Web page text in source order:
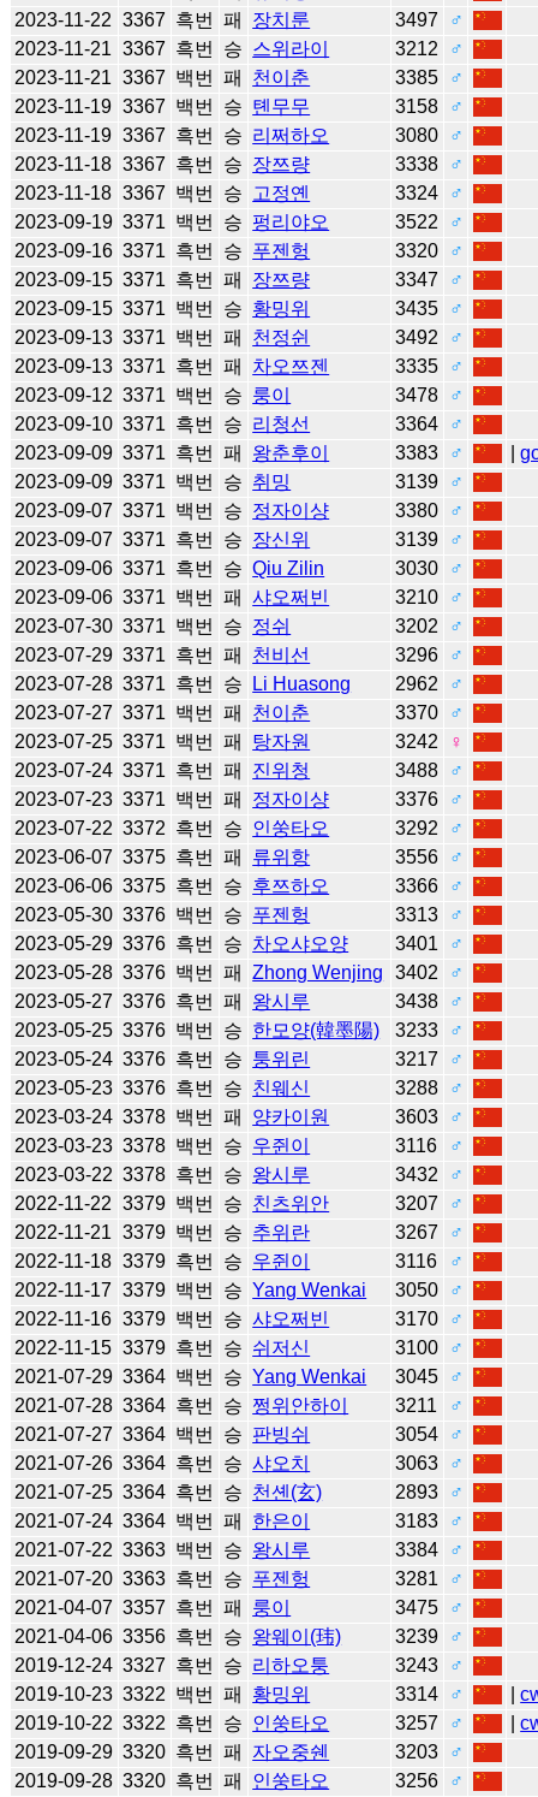
2023-11-22 3367 흑번 패 장치룬 3497
♂
2023-11-21 3367 흑번 승 스위라이 3212
♂
2023-11-21 3367 백번 패 천이춘 3385
♂
2023-11-19 3367 백번 승 톈무무 3158
♂
2023-11-19 3367 흑번 승 리쩌하오 3080
♂
2023-11-18 3367 흑번 승 장쯔량 3338
♂
2023-11-18 3367 백번 승 고정옌 3324
♂
2023-09-19 3371 백번 승 펑리야오 3522
♂
2023-09-16 3371 흑번 승 푸젠헝 3320
♂
2023-09-15 3371 흑번 패 장쯔량 3347
♂
2023-09-15 3371 백번 승 황밍위 3435
♂
2023-09-13 3371 백번 패 천정쉰 3492
♂
2023-09-13 3371 흑번 패 차오쯔젠 3335
♂
2023-09-12 3371 백번 승 룽이 3478
♂
2023-09-10 3371 흑번 승 리청선 3364
♂
2023-09-09 3371 흑번 패 왕춘후이 3383 ♂ |
2023-09-09 3371 백번 승 취밍 3139
♂
2023-09-07 3371 백번 승 정자이샹 3380
♂
2023-09-07 3371 흑번 승 장신위 3139
♂
2023-09-06 3371 흑번 승 Qiu Zilin 3030
♂
2023-09-06 3371 백번 패 샤오쩌빈 3210
♂
2023-07-30 3371 백번 승 정쉬 3202
♂
2023-07-29 3371 흑번 패 천비선 3296
♂
2023-07-28 3371 흑번 승 Li Huasong 2962
♂
2023-07-27 3371 백번 패 천이춘 3370
♂
2023-07-25 3371 백번 패 탕자원 3242
♀
2023-07-24 3371 흑번 패 진위청 3488
♂
2023-07-23 3371 백번 패 정자이샹 3376
♂
2023-07-22 3372 흑번 승 인쑹타오 3292
♂
2023-06-07 3375 흑번 패 류위항 3556
♂
2023-06-06 3375 흑번 승 후쯔하오 3366
♂
2023-05-30 3376 백번 승 푸젠헝 3313
♂
2023-05-29 3376 흑번 승 차오샤오양 3401
♂
2023-05-28 3376 백번 패 Zhong Wenjing 3402
♂
2023-05-27 3376 흑번 패 왕시루 3438
♂
2023-05-25 3376 백번 승 한모양(韓墨陽) 3233
♂
2023-05-24 3376 흑번 승 퉁위린 3217
♂
2023-05-23 3376 흑번 승 친웨신 3288
♂
2023-03-24 3378 백번 패 양카이원 3603
♂
2023-03-23 3378 백번 승 우쥔이 3116
♂
2023-03-22 3378 흑번 승 왕시루 3432
♂
2022-11-22 3379 백번 승 친츠위안 3207
♂
2022-11-21 3379 백번 승 추위란 3267
♂
2022-11-18 3379 흑번 승 우쥔이 3116
♂
2022-11-17 3379 백번 승 Yang Wenkai 3050
♂
2022-11-16 3379 백번 승 샤오쩌빈 3170
♂
2022-11-15 3379 흑번 승 쉬저신 3100
♂
2021-07-29 3364 백번 승 Yang Wenkai 3045
♂
2021-07-28 3364 흑번 승 쩡위안하이 3211
♂
2021-07-27 3364 백번 승 판빙쉬 3054
♂
2021-07-26 3364 흑번 승 샤오치 3063
♂
2021-07-25 3364 흑번 승 천셴(玄) 2893
♂
2021-07-24 3364 백번 패 한은이 3183
♂
2021-07-22 3363 백번 승 왕시루 3384
♂
2021-07-20 3363 흑번 승 푸젠헝 3281
♂
2021-04-07 3357 흑번 패 룽이 3475
♂
2021-04-06 3356 흑번 승 왕웨이(玮) 3239
♂
2019-12-24 3327 흑번 승 리하오퉁 3243
♂
2019-10-23 3322 백번 패 황밍위 3314 ♂ |
2019-10-22 3322 흑번 승 인쑹타오 3257 ♂ |
2019-09-29 3320 흑번 패 자오중쉔 3203
♂
2019-09-28 3320 흑번 패 인쑹타오 3256
♂